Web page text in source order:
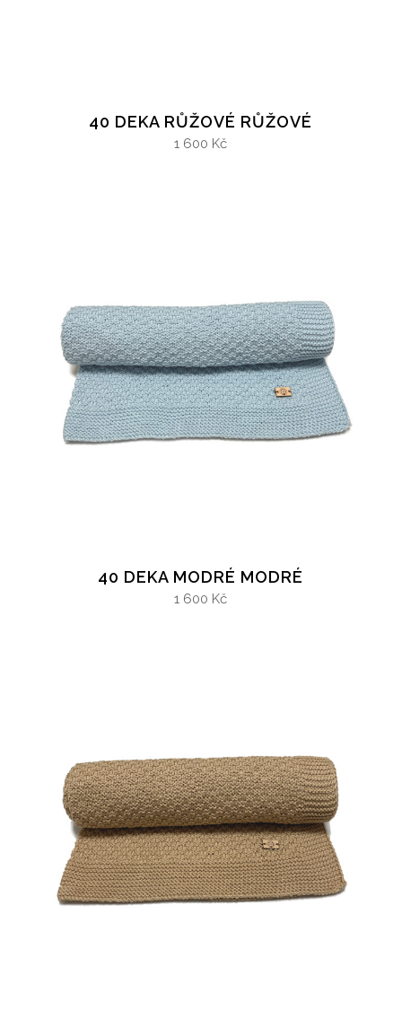
40 DEKA RŮŽOVÉ RŮŽOVÉ
1 600 Kč
40 DEKA MODRÉ MODRÉ
1 600 Kč